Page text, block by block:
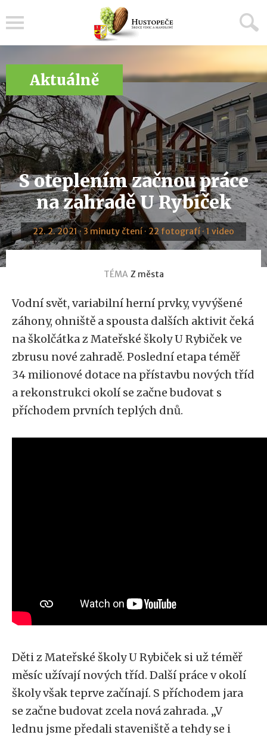
Aktuálně
S oteplením začnou práce
na zahradě U Rybiček
22. 2. 2021 · 3 minuty čtení · 22 fotografí · 1 video
TÉMA Z města
Vodní svět, variabilní herní prvky, vyvýšené
záhony, ohniště a spousta dalších aktivit čeká
na školčátka z Mateřské školy U Rybiček ve
zbrusu nové zahradě. Poslední etapa téměř
34 milionové dotace na přístavbu nových tříd
a rekonstrukci okolí se začne budovat s
příchodem prvních teplých dnů.
Děti z Mateřské školy U Rybiček si už téměř
měsíc užívají nových tříd. Další práce v okolí
školy však teprve začínají. S příchodem jara
se začne budovat zcela nová zahrada. „V
lednu jsme předali staveniště a tehdy se i